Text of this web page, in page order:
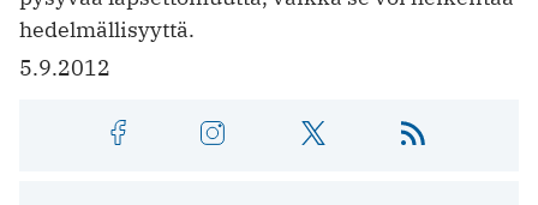
hedelmällisyyttä.
5.9.2012